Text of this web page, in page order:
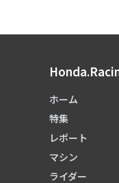
ホーム
特集
レポート
マシン
ライダー